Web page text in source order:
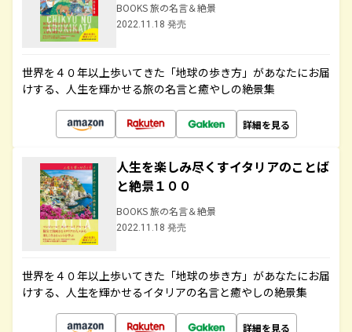
BOOKS 旅の名言＆絶景
2022.11.18 発売
世界を４０年以上歩いてきた「地球の歩き方」があなたにお届
けする、人生を輝かせる旅の名言と癒やしの絶景集
詳細を見る
人生を楽しみ尽くすイタリアのことば
と絶景１００
BOOKS 旅の名言＆絶景
2022.11.18 発売
世界を４０年以上歩いてきた「地球の歩き方」があなたにお届
けする、人生を輝かせるイタリアの名言と癒やしの絶景集
詳細を見る